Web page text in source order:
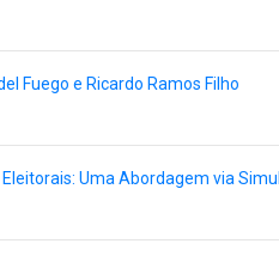
Fuego e Ricardo Ramos Filho
Uma Abordagem via